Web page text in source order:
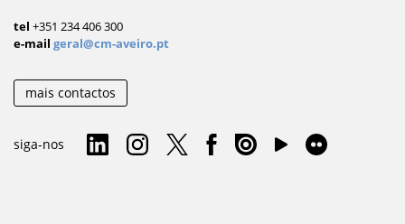
tel +351 234 406 300
e-mail geral@cm-aveiro.pt
mais contactos
siga-nos